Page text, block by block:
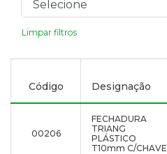
Limpar filtros
Código Designação
00206
FECHADURA
TRIANG
PLÁSTICO
T10mm C/CHAVE